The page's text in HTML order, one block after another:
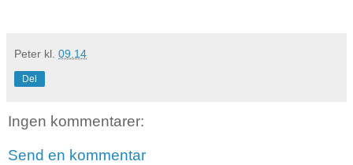
Peter kl. 09.14
Del
Ingen kommentarer:
Send en kommentar